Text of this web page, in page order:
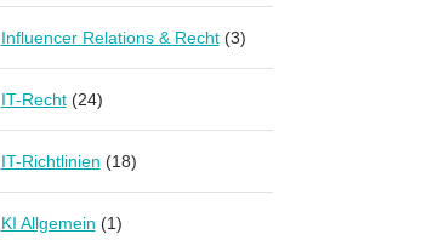
Influencer Relations & Recht(3)
IT-Recht(24)
IT-Richtlinien (18)
KI Allgemein (1)